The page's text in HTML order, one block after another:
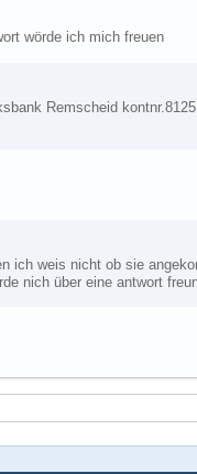
wörde ich mich freuen
Remscheid
ich weis nicht ob sie
nich über eine antwort